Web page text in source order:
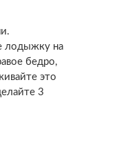
лодыжку на
бедро,
это
3